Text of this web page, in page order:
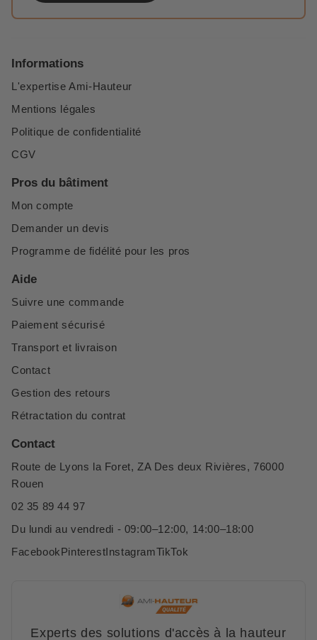
Informations
L'expertise Ami-Hauteur
Mentions légales
Politique de confidentialité
CGV
Pros du bâtiment
Mon compte
Demander un devis
Programme de fidélité pour les pros
Aide
Suivre une commande
Paiement sécurisé
Transport et livraison
Contact
Gestion des retours
Rétractation du contrat
Contact
Route de Lyons la Foret, ZA Des deux Rivières, 76000
Rouen
02 35 89 44 97
Du lundi au vendredi - 09:00–12:00, 14:00–18:00
FacebookPinterestInstagramTikTok
Experts des solutions d'accès à la hauteur